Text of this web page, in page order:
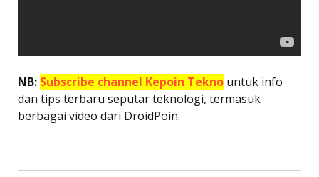
NB: Subscribe channel Kepoin Tekno untuk info
dan tips terbaru seputar teknologi, termasuk
berbagai video dari DroidPoin.